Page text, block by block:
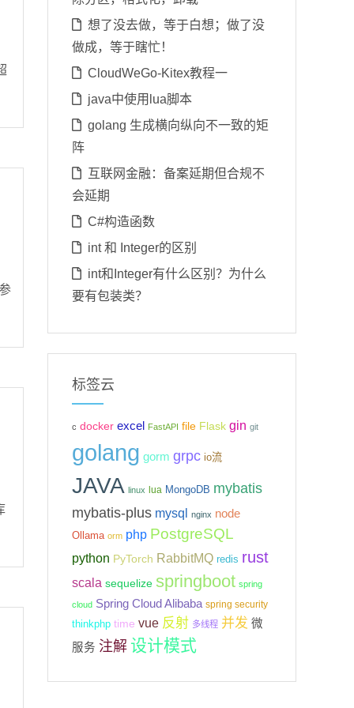
想了没去做，等于白想；做了没
做成，等于瞎忙！
CloudWeGo-Kitex教程一
java中使用lua脚本
golang 生成横向纵向不一致的矩
阵
互联网金融：备案延期但合规不
会延期
C#构造函数
int 和 Integer的区别
int和Integer有什么区别？为什么
要有包装类？
标签云
c docker excel FastAPI file Flask gin git
golang gorm grpc io流
JAVA linux lua MongoDB mybatis
mybatis-plus mysql nginx node
Ollama orm php PostgreSQL
python PyTorch RabbitMQ redis rust
scala sequelize springboot spring
cloud Spring Cloud Alibaba spring security
thinkphp time vue 反射 多线程 并发 微
服务 注解 设计模式